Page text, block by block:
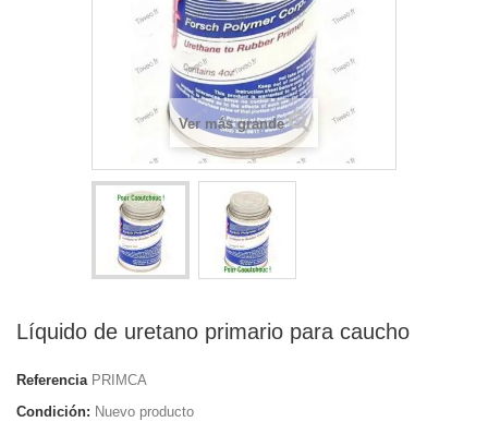
Ver más grande
Líquido de uretano primario para caucho
Referencia PRIMCA
Condición: Nuevo producto